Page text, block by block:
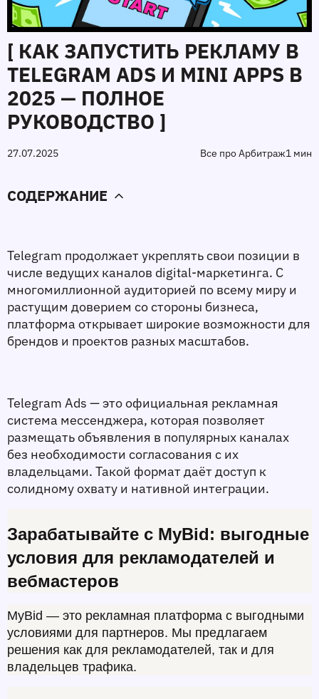
[ КАК ЗАПУСТИТЬ РЕКЛАМУ В
TELEGRAM ADS И MINI APPS В
2025 — ПОЛНОЕ
РУКОВОДСТВО ]
27.07.2025 Все про Арбитраж1 мин
СОДЕРЖАНИЕ
Telegram продолжает укреплять свои позиции в
числе ведущих каналов digital-маркетинга. С
многомиллионной аудиторией по всему миру и
растущим доверием со стороны бизнеса,
платформа открывает широкие возможности для
брендов и проектов разных масштабов.
Telegram Ads — это официальная рекламная
система мессенджера, которая позволяет
размещать объявления в популярных каналах
без необходимости согласования с их
владельцами. Такой формат даёт доступ к
солидному охвату и нативной интеграции.
Зарабатывайте с MyBid: выгодные
условия для рекламодателей и
вебмастеров
MyBid — это рекламная платформа с выгодными
условиями для партнеров. Мы предлагаем
решения как для рекламодателей, так и для
владельцев трафика.